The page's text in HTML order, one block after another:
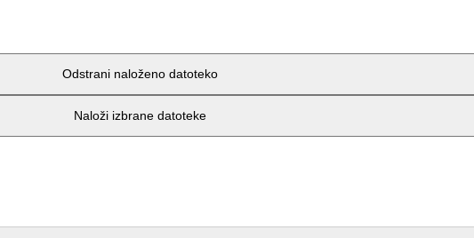
Odstrani naloženo datoteko
Naloži izbrane datoteke